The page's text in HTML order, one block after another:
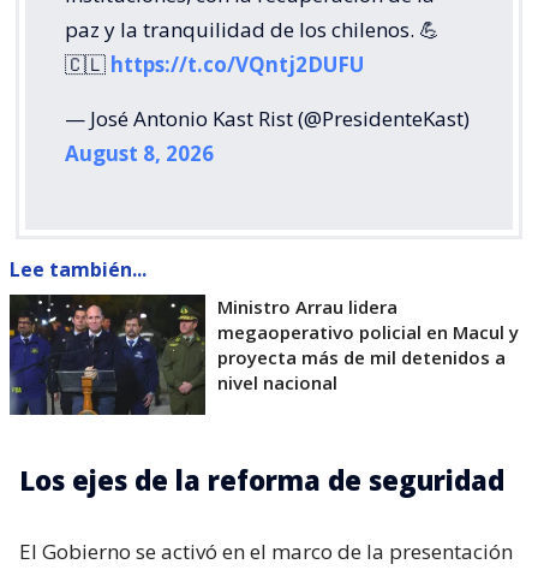
paz y la tranquilidad de los chilenos. 💪
🇨🇱 https://t.co/VQntj2DUFU
— José Antonio Kast Rist (@PresidenteKast)
August 8, 2026
Lee también...
Ministro Arrau lidera
megaoperativo policial en Macul y
proyecta más de mil detenidos a
nivel nacional
Los ejes de la reforma de seguridad
El Gobierno se activó en el marco de la presentación